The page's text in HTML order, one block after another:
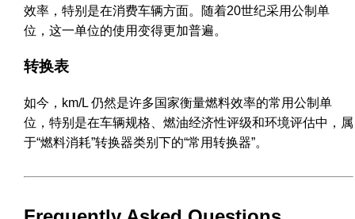
效率，特别是在消费车辆方面。随着20世纪采用公制单
位，这一单位的使用变得更加普遍。
转换表
如今，km/L 仍然是许多国家衡量燃料效率的常用公制单
位，特别是在车辆规格、燃油经济性评级和环境评估中，属
于“燃料消耗”转换器类别下的“常用转换器”。